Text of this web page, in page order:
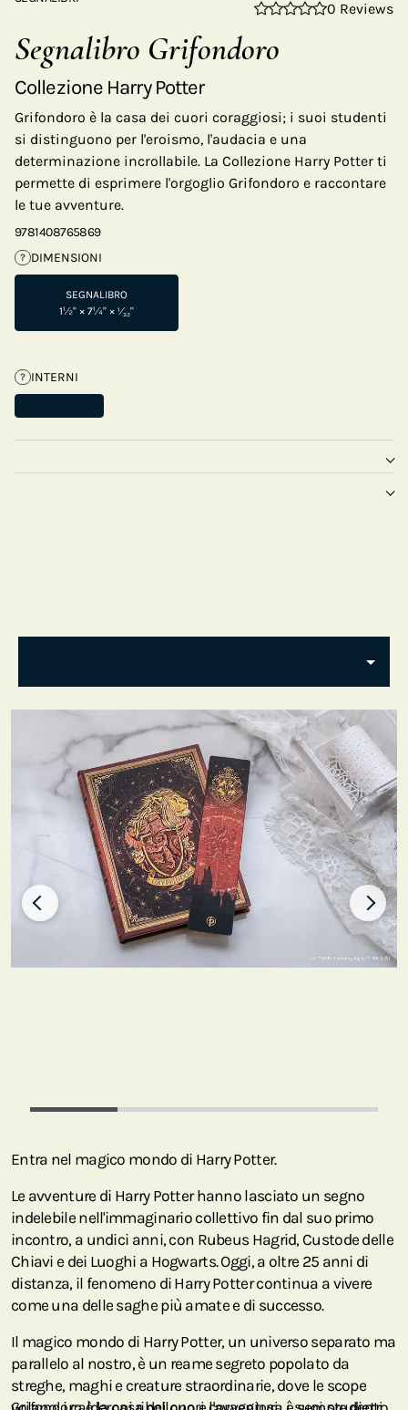
0 Reviews
Segnalibro Grifondoro
Collezione Harry Potter
Grifondoro è la casa dei cuori coraggiosi; i suoi studenti
si distinguono per l'eroismo, l'audacia e una
determinazione incrollabile. La Collezione Harry Potter ti
permette di esprimere l'orgoglio Grifondoro e raccontare
le tue avventure.
9781408765869
? DIMENSIONI
SEGNALIBRO
1½" × 7¼" × ¹⁄₃₂"
? INTERNI
Entra nel magico mondo di Harry Potter.
Le avventure di Harry Potter hanno lasciato un segno
indelebile nell'immaginario collettivo fin dal suo primo
incontro, a undici anni, con Rubeus Hagrid, Custode delle
Chiavi e dei Luoghi a Hogwarts. Oggi, a oltre 25 anni di
distanza, il fenomeno di Harry Potter continua a vivere
come una delle saghe più amate e di successo.
Il magico mondo di Harry Potter, un universo separato ma
parallelo al nostro, è un reame segreto popolato da
streghe, maghi e creature straordinarie, dove le scope